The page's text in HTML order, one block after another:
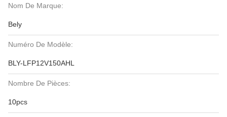
Nom De Marque:
Bely
Numéro De Modèle:
BLY-LFP12V150AHL
Nombre De Pièces:
10pcs